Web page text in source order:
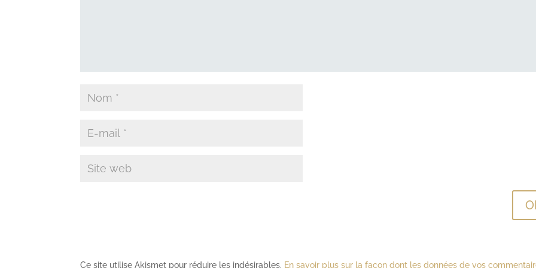
Ce site utilise Akismet pour réduire les indésirables. En savoir plus sur la façon dont les données de vos